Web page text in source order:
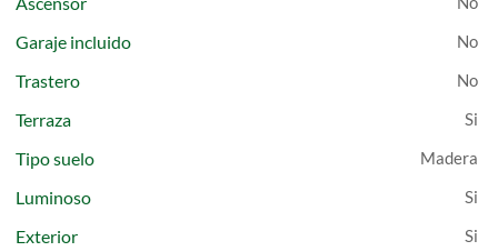
Garaje incluido
Trastero
Terraza
Tipo suelo
Madera
Luminoso
Exterior